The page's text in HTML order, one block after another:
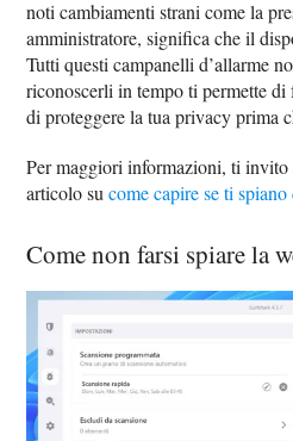
noti cambiamenti strani come la
amministratore, significa che il
Tutti questi campanelli d’allarme
riconoscerli in tempo ti permette di
di proteggere la tua privacy prima
Per maggiori informazioni, ti invito
articolo sucome capire se ti
Come non farsi spiare la